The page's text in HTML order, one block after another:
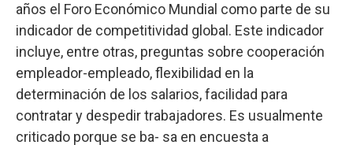
años el Foro Económico Mundial como parte de su
indicador de competitividad global. Este indicador
incluye, entre otras, preguntas sobre cooperación
empleador-empleado, flexibilidad en la
determinación de los salarios, facilidad para
contratar y despedir trabajadores. Es usualmente
criticado porque se ba- sa en encuesta a